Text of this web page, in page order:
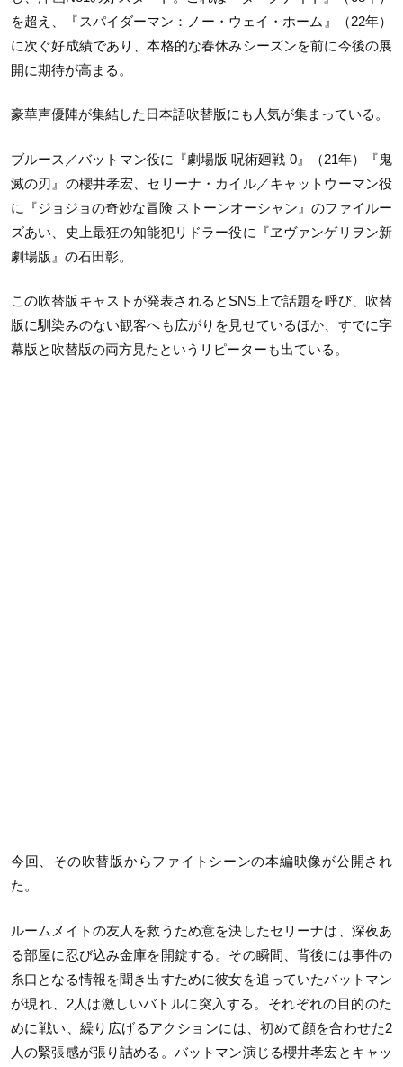
を超え、『スパイダーマン：ノー・ウェイ・ホーム』（22年）
に次ぐ好成績であり、本格的な春休みシーズンを前に今後の展
開に期待が高まる。
豪華声優陣が集結した日本語吹替版にも人気が集まっている。
ブルース／バットマン役に『劇場版 呪術廻戦 0』（21年）『鬼
滅の刃』の櫻井孝宏、セリーナ・カイル／キャットウーマン役
に『ジョジョの奇妙な冒険 ストーンオーシャン』のファイルー
ズあい、史上最狂の知能犯リドラー役に『ヱヴァンゲリヲン新
劇場版』の石田彰。
この吹替版キャストが発表されるとSNS上で話題を呼び、吹替
版に馴染みのない観客へも広がりを見せているほか、すでに字
幕版と吹替版の両方見たというリピーターも出ている。
今回、その吹替版からファイトシーンの本編映像が公開され
た。
ルームメイトの友人を救うため意を決したセリーナは、深夜あ
る部屋に忍び込み金庫を開錠する。その瞬間、背後には事件の
糸口となる情報を聞き出すために彼女を追っていたバットマン
が現れ、2人は激しいバトルに突入する。それぞれの目的のた
めに戦い、繰り広げるアクションには、初めて顔を合わせた2
人の緊張感が張り詰める。バットマン演じる櫻井孝宏とキャッ